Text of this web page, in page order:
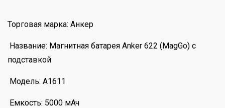
Торговая марка: Анкер
Название: Магнитная батарея Anker 622 (MagGo) с
подставкой
Модель: A1611
Емкость: 5000 мАч